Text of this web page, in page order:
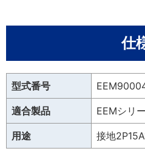
仕
型式番号
適合製品 EEMシリ
用途 接地